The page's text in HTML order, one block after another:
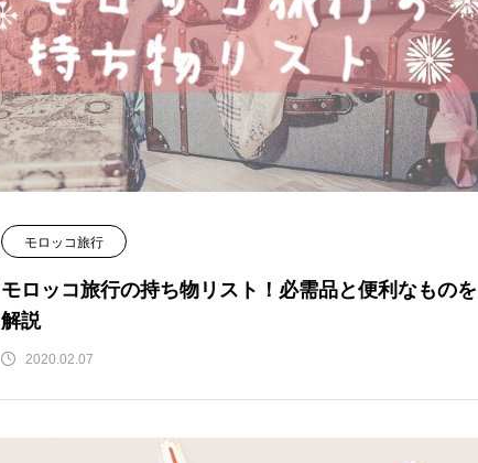
モロッコ旅行
モロッコ旅行の持ち物リスト！必需品と便利なものを
解説
2020.02.07